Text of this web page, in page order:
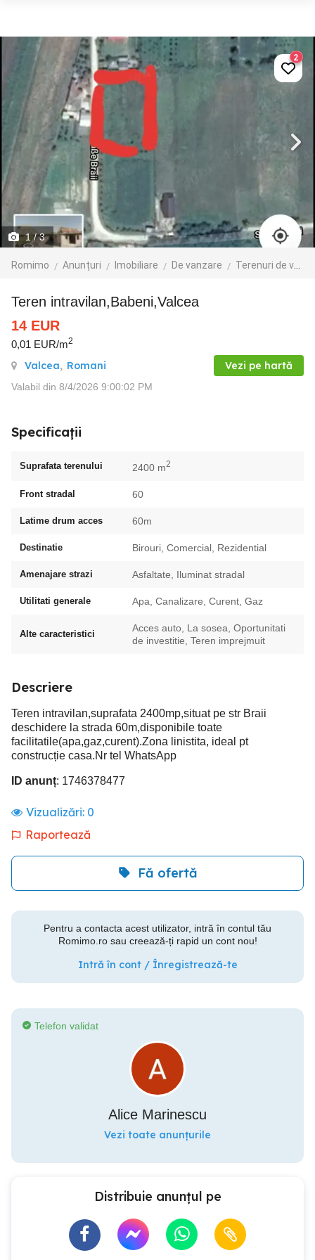
1/ 3
Romimo Anunțuri Imobiliare De vanzare Terenuri de vanzare
2
Teren intravilan,Babeni,Valcea
14 EUR
0,01 EUR/m2
Valcea, Romani Vezi pe hartă
Valabil din 8/4/2026 9:00:02 PM
Specificații
Suprafata terenului 2400 m2
Front stradal 60
Latime drum acces 60m
Destinatie Birouri, Comercial, Rezidential
Amenajare strazi Asfaltate, Iluminat stradal
Utilitati generale Apa, Canalizare, Curent, Gaz
Alte caracteristici
Acces auto, La sosea, Oportunitati
de investitie, Teren imprejmuit
Descriere
Teren intravilan,suprafata 2400mp,situat pe str Braii
deschidere la strada 60m,disponibile toate
facilitatile(apa,gaz,curent).Zona linistita, ideal pt
construcție casa.Nr tel WhatsApp
ID anunț: 1746378477
Vizualizări: 0
Raportează
Fă ofertă
Pentru a contacta acest utilizator, intră în contul tău
Romimo.ro sau creează-ți rapid un cont nou!
Intră în cont / Înregistrează-te
Telefon validat
Alice Marinescu
Vezi toate anunțurile
Distribuie anunțul pe